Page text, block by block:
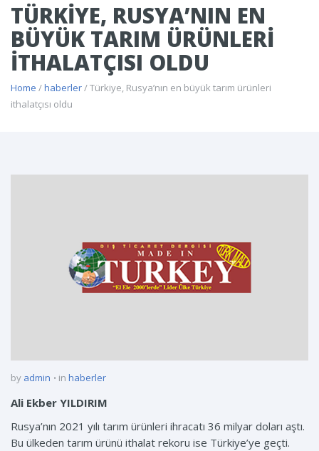
TÜRKIYE, RUSYA’NIN EN
BÜYÜK TARIM ÜRÜNLERI
ITHALATÇISI OLDU
Home /haberler/ Türkiye, Rusya’nın en büyük tarım ürünleri
ithalatçısı oldu
by admin in haberler
Ali Ekber YILDIRIM
Rusya’nın 2021 yılı tarım ürünleri ihracatı 36 milyar doları aştı.
Bu ülkeden tarım ürünü ithalat rekoru ise Türkiye’ye geçti.